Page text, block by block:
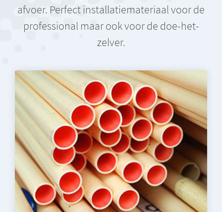
afvoer. Perfect installatiemateriaal voor de
professional maar ook voor de doe-het-
zelver.